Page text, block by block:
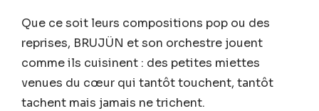
Que ce soit leurs compositions pop ou des
reprises, BRUJÜN et son orchestre jouent
comme ils cuisinent : des petites miettes
venues du cœur qui tantôt touchent, tantôt
tachent mais jamais ne trichent.